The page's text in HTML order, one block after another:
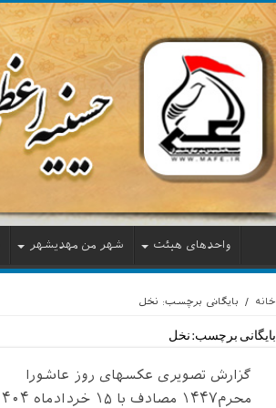
واحدهای هیئت شهر من مهدیشهر
خانه / بایگانی برچسب: نخل
بایگانی برچسب: نخل
گزارش تصویری عکسهای روز عاشورا
محرم۱۴۴۷ مصادف با ۱۵ خردادماه ۱۴۰۴